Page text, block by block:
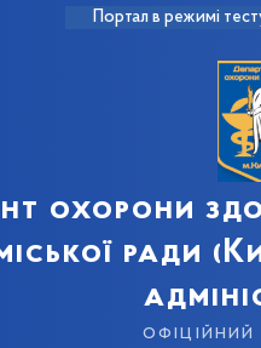
Портал в режимі
охорони
ради